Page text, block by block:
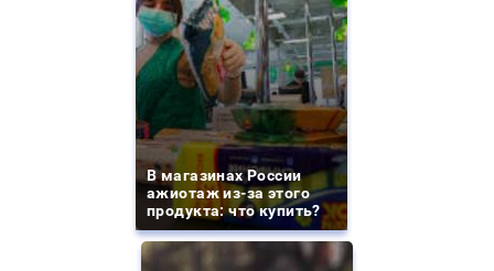
В магазинах России
ажиотаж из-за этого
продукта: что купить?